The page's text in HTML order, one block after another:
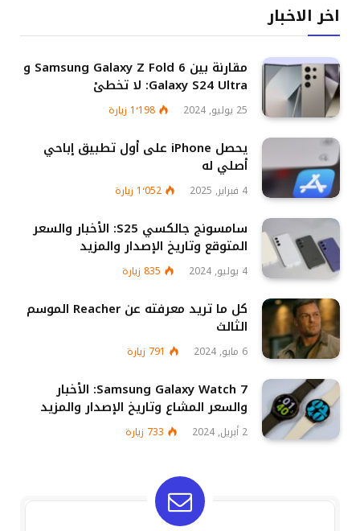
اخر الاخبار
مقارنة بين Samsung Galaxy Z Fold 6 و
Galaxy S24 Ultra: لا تخطئ
25 يوليو, 2024 1٬198 زيارة
يحصل iPhone على أول تطبيق إباحي
أصلي له
4 فبراير, 2025 1٬052 زيارة
سامسونج جالكسي S25: الأخبار والسعر
المتوقع وتاريخ الإصدار والمزيد
4 يوليو, 2024 835 زيارة
كل ما تريد معرفته عن Reacher الموسم
الثالث
6 مايو, 2024 791 زيارة
Samsung Galaxy Watch 7: الأخبار
والسعر المشاع وتاريخ الإصدار والمزيد
2 أبريل, 2024 733 زيارة